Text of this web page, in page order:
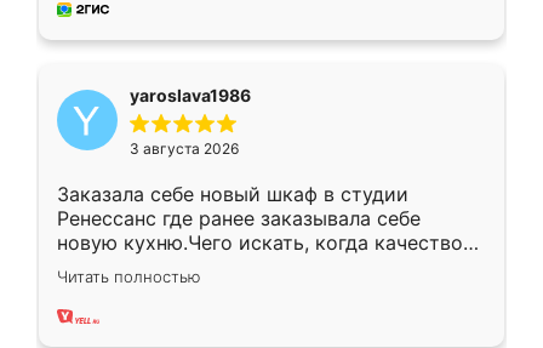
мебель за качественную работу!
yaroslava1986
3 августа 2026
Заказала себе новый шкаф в студии
Ренессанс где ранее заказывала себе
новую кухню.Чего искать, когда качеством
вполне довольна. Служит кухня уже почти
два года, нареканий нет.
Читать полностью